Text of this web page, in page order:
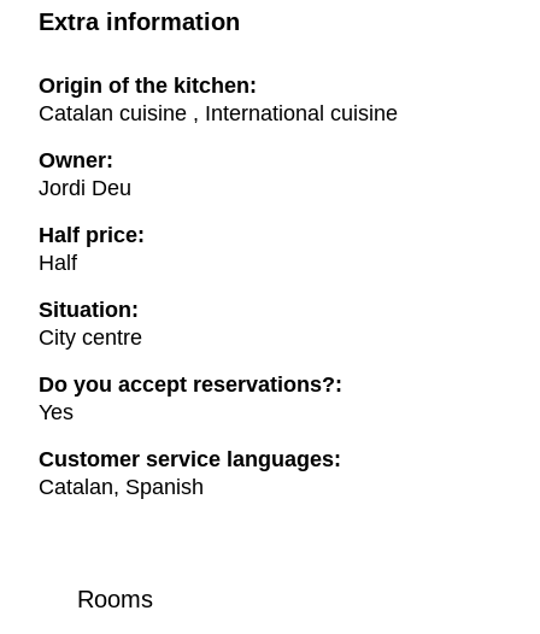
Extra information
Origin of the kitchen:
Catalan cuisine , International cuisine
Owner:
Jordi Deu
Half price:
Half
Situation:
City centre
Do you accept reservations?:
Yes
Customer service languages:
Catalan, Spanish
Rooms